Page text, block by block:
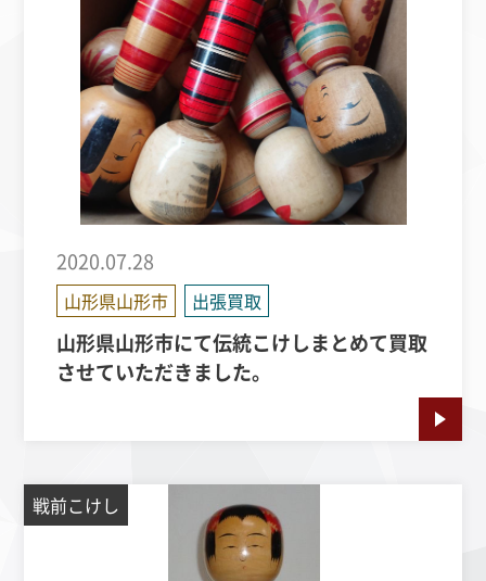
2020.07.28
山形県山形市 出張買取
山形県山形市にて伝統こけしまとめて買取
させていただきました。
戦前こけし